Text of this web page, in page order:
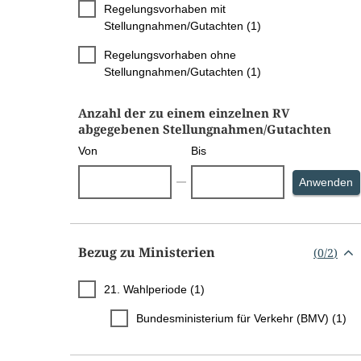
Regelungsvorhaben mit
Stellungnahmen/Gutachten (1)
Regelungsvorhaben ohne
Stellungnahmen/Gutachten (1)
Anzahl der zu einem einzelnen RV
abgegebenen Stellungnahmen/Gutachten
Von Bis
Anwenden
Bezug zu Ministerien (0/2)
21. Wahlperiode (1)
Bundesministerium für Verkehr (BMV) (1)